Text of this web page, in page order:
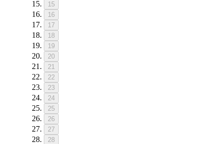
15
16
17
18
19
20
21
22
23
24
25
26
27
28